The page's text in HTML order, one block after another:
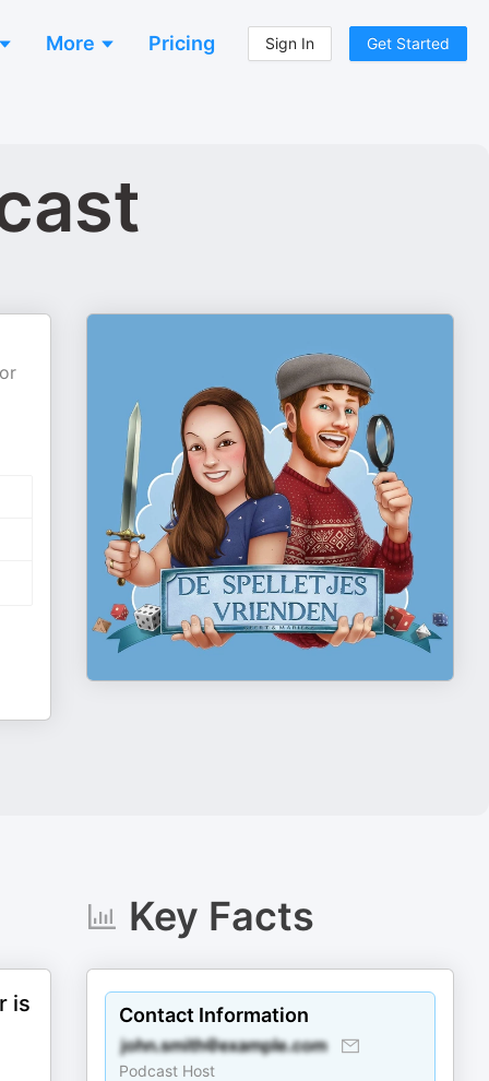
More Pricing Sign In Get Started
is
Key Facts
Contact Information
Podcast Host